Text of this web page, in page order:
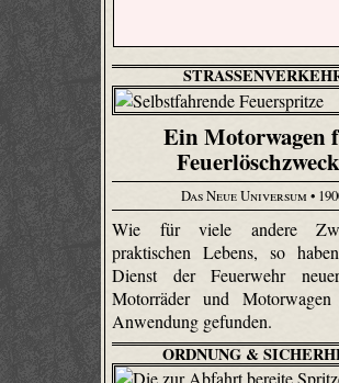
STRASSENVERKEHR
Ein Motorwagen
Das Neue Universum •
Wie für viele andere
praktischen Lebens, so
Dienst der Feuerwehr
Motorräder und Motorwagen
Anwendung gefunden.
ORDNUNG &